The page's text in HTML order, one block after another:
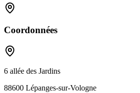
Coordonnées
6 allée des Jardins
88600 Lépanges-sur-Vologne